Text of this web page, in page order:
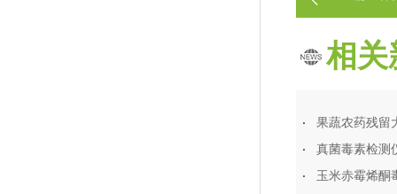
作
相关
真菌毒素检测
玉米赤霉烯酮